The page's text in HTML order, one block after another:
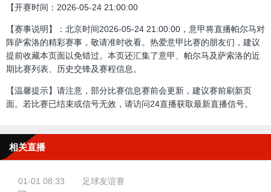
【开赛时间：2026-05-24 21:00:00
【赛事说明】：北京时间2026-05-24 21:00:00，意甲将直播帕尔马对
阵萨索洛的精彩赛事，敬请准时收看。热爱意甲比赛的朋友们，建议
提前收藏本页面以免错过。本页还汇集了意甲、帕尔马及萨索洛的近
期比赛列表、历史交锋及赛程信息。
【温馨提示】请注意，部分比赛信息赛前会更新，建议赛前刷新页
面。若比赛已结束或信号无效，请访问24直播获取最新直播信号。
相关直播
01-01 08:33
足球友谊赛